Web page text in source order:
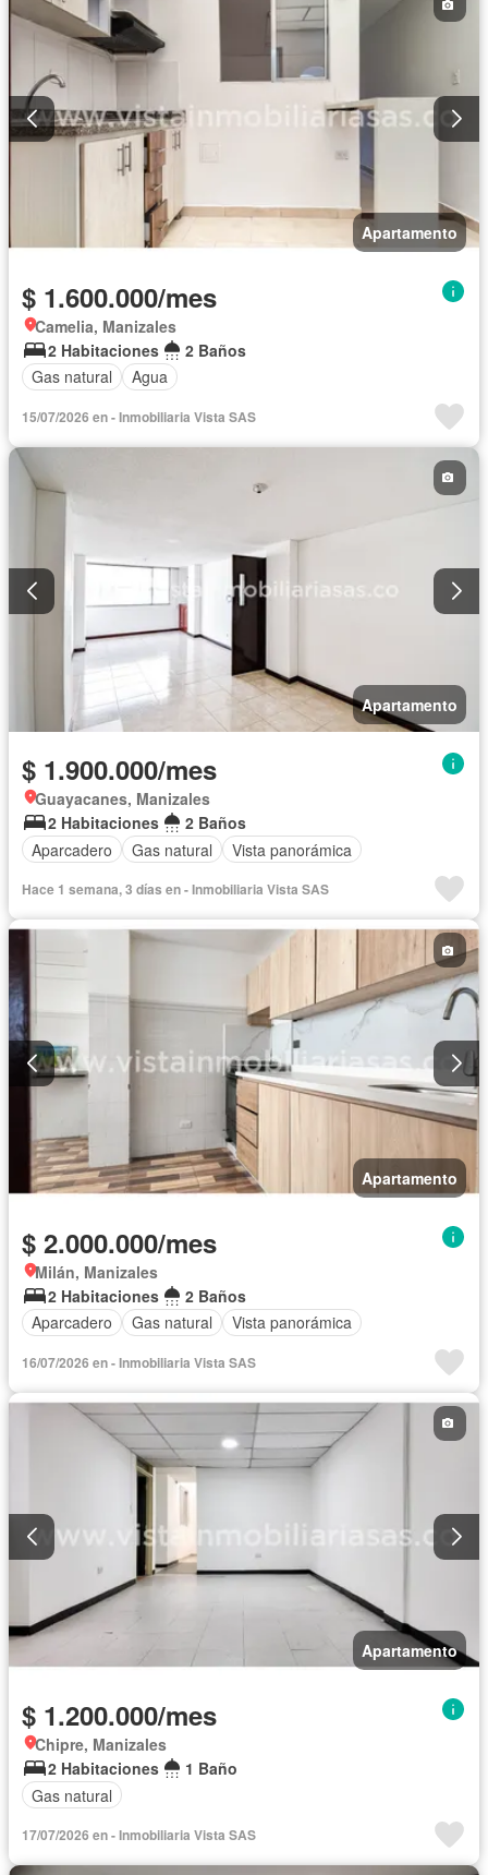
Apartamento
$ 1.600.000/mes
Camelia, Manizales
2 Habitaciones
2 Baños
Gas natural
Agua
15/07/2026 en - Inmobiliaria Vista SAS
Apartamento
$ 1.900.000/mes
Guayacanes, Manizales
2 Habitaciones
2 Baños
Aparcadero
Gas natural Vista panorámica
Hace 1 semana, 3 días en - Inmobiliaria Vista SAS
Apartamento
$ 2.000.000/mes
Milán, Manizales
2 Habitaciones
2 Baños
Aparcadero
Gas natural Vista panorámica
16/07/2026 en - Inmobiliaria Vista SAS
Apartamento
$ 1.200.000/mes
Chipre, Manizales
2 Habitaciones
1 Baño
Gas natural
17/07/2026 en - Inmobiliaria Vista SAS